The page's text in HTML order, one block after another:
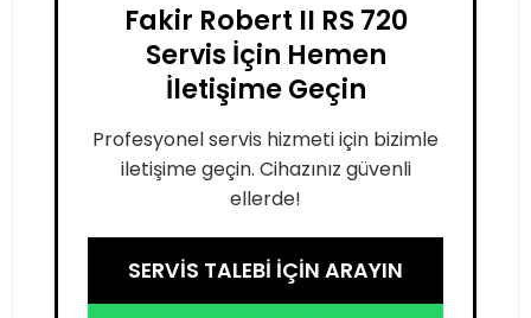
Fakir Robert II RS 720
Servis İçin Hemen
İletişime Geçin
Profesyonel servis hizmeti için bizimle
iletişime geçin. Cihazınız güvenli
ellerde!
SERVİS TALEBİ İÇİN ARAYIN